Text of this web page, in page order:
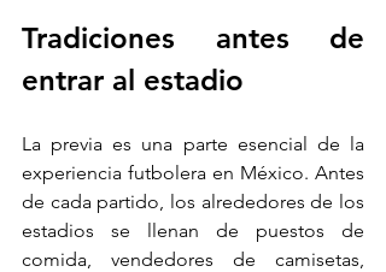
Tradiciones antes de
entrar al estadio
La previa es una parte esencial de la
experiencia futbolera en México. Antes
de cada partido, los alrededores de los
estadios se llenan de puestos de
comida, vendedores de camisetas,